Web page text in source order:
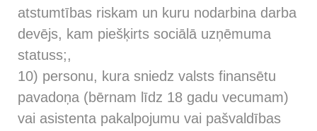
atstumtības riskam un kuru nodarbina darba
devējs, kam piešķirts sociālā uzņēmuma
statuss;,
10) personu, kura sniedz valsts finansētu
pavadoņa (bērnam līdz 18 gadu vecumam)
vai asistenta pakalpojumu vai pašvaldības